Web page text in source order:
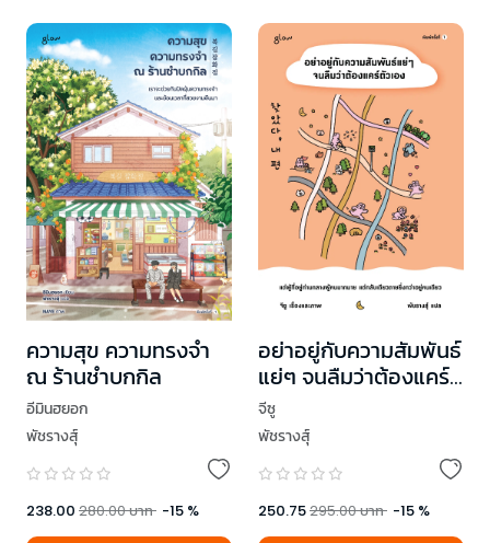
ความสุข ความทรงจำ
ณ ร้านชำบกกิล
อีมินฮยอก
พัชรางสุ์
238.00 280.00บาท -15 %
อย่าอยู่กับความสัมพันธ์
แย่ๆ จนลืมว่าต้องแคร์
ตัวเอง
จีซู
พัชรางสุ์
250.75295.00บาท -15 %